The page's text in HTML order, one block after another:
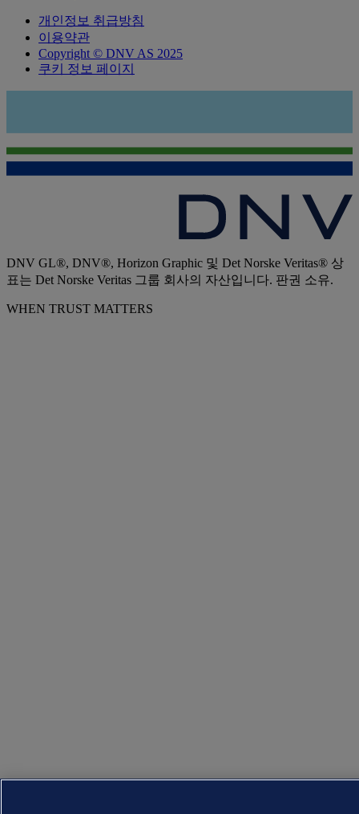
개인정보 취급방침
이용약관
Copyright © DNV AS 2025
쿠키 정보 페이지
DNV GL®, DNV®, Horizon Graphic 및 Det Norske Veritas® 상
표는 Det Norske Veritas 그룹 회사의 자산입니다. 판권 소유.
WHEN TRUST MATTERS